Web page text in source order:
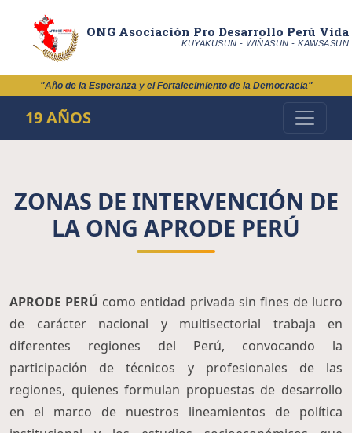
ONG Asociación Pro Desarrollo Perú Vida
KUYAKUSUN - WIÑASUN - KAWSASUN
"Año de la Esperanza y el Fortalecimiento de la Democracia"
19 AÑOS
ZONAS DE INTERVENCIÓN DE
LA ONG APRODE PERÚ
APRODE PERÚ como entidad privada sin fines de lucro
de carácter nacional y multisectorial trabaja en
diferentes regiones del Perú, convocando la
participación de técnicos y profesionales de las
regiones, quienes formulan propuestas de desarrollo
en el marco de nuestros lineamientos de política